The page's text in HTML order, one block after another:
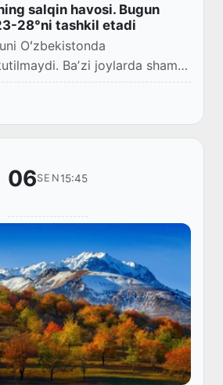
salqin havosi. Bugun
28°ni tashkil etadi
Oʻzbekistonda
Baʼzi joylarda shamol
kuchayishi mumkin.
28° ni tashkil etadi, deya
06SEN15:45